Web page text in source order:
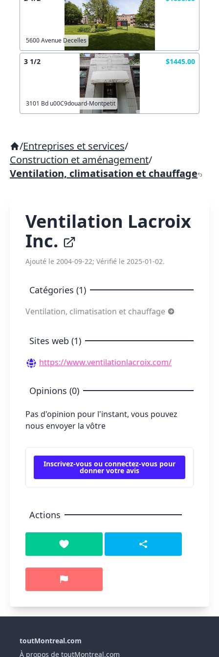
5600 Avenue Decelles
3 1/2 $1445.00
3101 Bd u00C9douard-Montpetit
/Entreprises et services/
Construction et aménagement/
Ventilation, climatisation et chauffage
Ventilation Lacroix
Inc.
Ajouté le 2004-09-22; Vérifié le 2025-01-02.
Catégories (1)
Ventilation, climatisation et chauffage
Sites web (1)
https://www.ventilationlacroix.com/
Opinions (0)
Pas d'opinion pour l'instant, vous pouvez
nous envoyer la vôtre
Inscrivez-vous ou connectez-vous pour
donner votre avis
Actions
toutMontreal.com
À propos de toutMontreal.com